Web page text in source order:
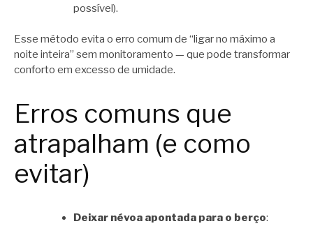
possível).
Esse método evita o erro comum de “ligar no máximo a
noite inteira” sem monitoramento — que pode transformar
conforto em excesso de umidade.
Erros comuns que
atrapalham (e como
evitar)
Deixar névoa apontada para o berço: